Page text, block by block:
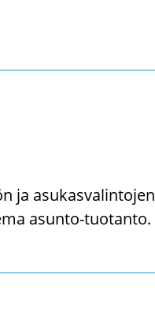
ja asu­kas­va­lin­to­jen
asunto-​tuotanto.